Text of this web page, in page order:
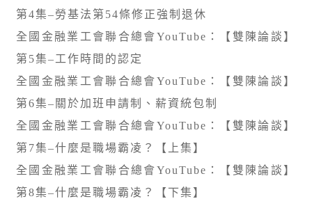
第4集–勞基法第54條修正強制退休
全國金融業工會聯合總會YouTube：【雙陳論談】
第5集–工作時間的認定
全國金融業工會聯合總會YouTube：【雙陳論談】
第6集–關於加班申請制、薪資統包制
全國金融業工會聯合總會YouTube：【雙陳論談】
第7集–什麼是職場霸凌？【上集】
全國金融業工會聯合總會YouTube：【雙陳論談】
第8集–什麼是職場霸凌？【下集】